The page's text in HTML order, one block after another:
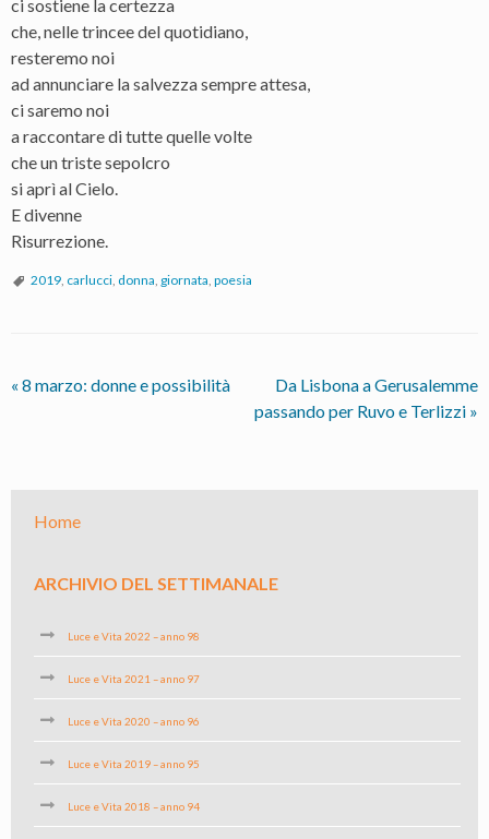
ci sostiene la certezza
che, nelle trincee del quotidiano,
resteremo noi
ad annunciare la salvezza sempre attesa,
ci saremo noi
a raccontare di tutte quelle volte
che un triste sepolcro
si aprì al Cielo.
E divenne
Risurrezione.
2019 carlucci donna giornata poesia
« 8 marzo: donne e possibilità
Da Lisbona a Gerusalemme
passando per Ruvo e Terlizzi »
Home
ARCHIVIO DEL SETTIMANALE
Luce e Vita 2022 – anno 98
Luce e Vita 2021 – anno 97
Luce e Vita 2020 – anno 96
Luce e Vita 2019 – anno 95
Luce e Vita 2018 – anno 94